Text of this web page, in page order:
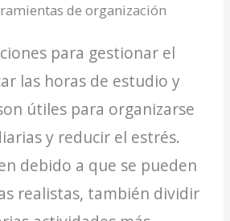
de organización
para gestionar el
las horas de estudio y
útiles para organizarse
y reducir el estrés.
debido a que se pueden
realistas, también dividir